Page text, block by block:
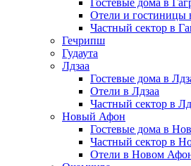
Гостевые дома в
Отели и гостиницы
Частный сектор в
Гечрипш
Гудаута
Лдзаа
Гостевые дома в
Отели в Лдзаа
Частный сектор в
Новый Афон
Гостевые дома в
Частный сектор в
Отели в Новом